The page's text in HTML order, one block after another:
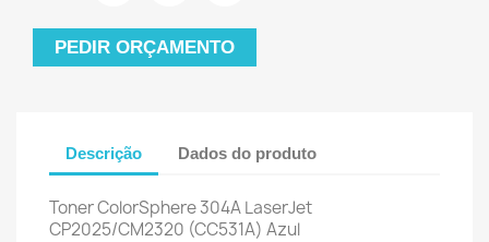
PEDIR ORÇAMENTO
Descrição Dados do produto
Toner ColorSphere 304A LaserJet
CP2025/CM2320 (CC531A) Azul